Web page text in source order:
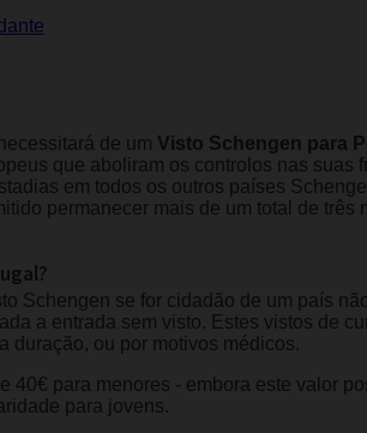
de um Visto Schengen para
que aboliram os controlos nas suas
em todos os outros países
permanecer mais de um total de três
Schengen se for cidadão de um país
a entrada sem visto. Estes vistos de
duração, ou por motivos médicos.
para menores - embora este valor
para jovens.